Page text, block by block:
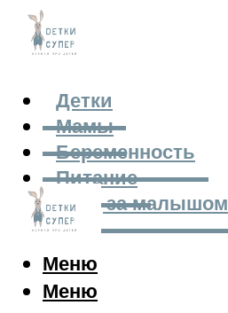
Детки
Мамы
Беременность
Питание
Уход за малышом
Меню
Меню